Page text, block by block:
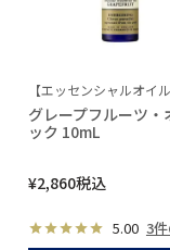
【エッセンシャルオイル
グレープフルーツ・
ック 10mL
¥2,860税込
5.00 3